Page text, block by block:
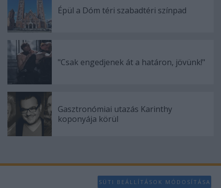
Épül a Dóm téri szabadtéri színpad
"Csak engedjenek át a határon, jövünk!"
Gasztronómiai utazás Karinthy
koponyája körül
SÜTI BEÁLLÍTÁSOK MÓDOSÍTÁSA